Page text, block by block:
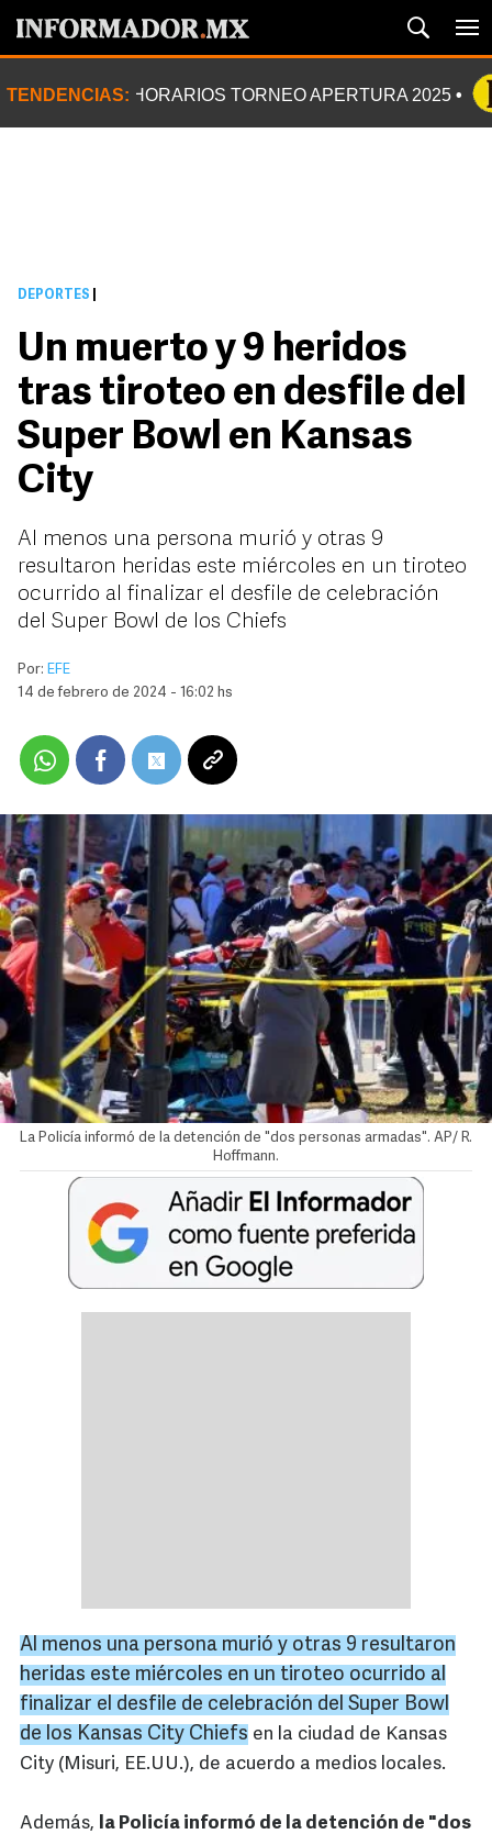
TENDENCIAS: HORARIOS TORNEO APERTURA 2025
DEPORTES
Un muerto y 9 heridos
tras tiroteo en desfile del
Super Bowl en Kansas
City
Al menos una persona murió y otras 9
resultaron heridas este miércoles en un tiroteo
ocurrido al finalizar el desfile de celebración
del Super Bowl de los Chiefs
Por: EFE
14 de febrero de 2024 - 16:02 hs
La Policía informó de la detención de "dos personas armadas". AP/ R.
Hoffmann.
Al menos una persona murió y otras 9 resultaron
heridas este miércoles en un tiroteo ocurrido al
finalizar el desfile de celebración del Super Bowl
de los Kansas City Chiefs en la ciudad de Kansas
City (Misuri, EE.UU.), de acuerdo a medios locales.
Además, la Policía informó de la detención de "dos